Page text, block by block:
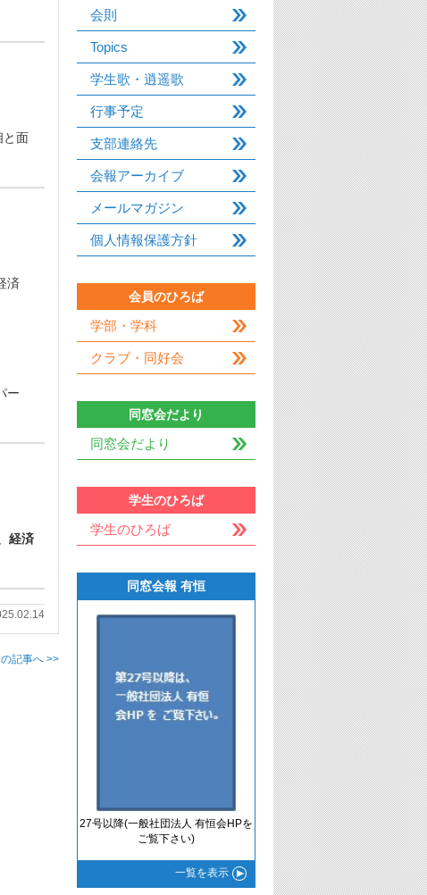
と面
済
ー
経済
記事へ >>
会則
Topics
学生歌・逍遥歌
行事予定
支部連絡先
会報アーカイブ
メールマガジン
個人情報保護方針
会員のひろば
学部・学科
クラブ・同好会
同窓会だより
同窓会だより
学生のひろば
学生のひろば
同窓会報 有恒
27号以降(一般社団法人 有恒会HPを
ご覧下さい)
一覧を表示